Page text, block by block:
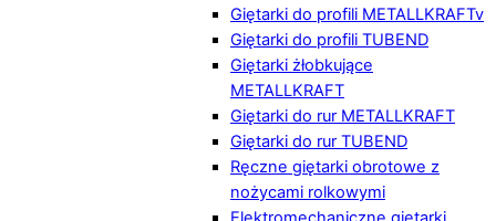
Giętarki do profili METALLKRAFTv
Giętarki do profili TUBEND
Giętarki żłobkujące
METALLKRAFT
Giętarki do rur METALLKRAFT
Giętarki do rur TUBEND
Ręczne giętarki obrotowe z
nożycami rolkowymi